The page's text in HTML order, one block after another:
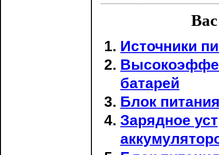
Источники
батарей
Блок
Зарядное